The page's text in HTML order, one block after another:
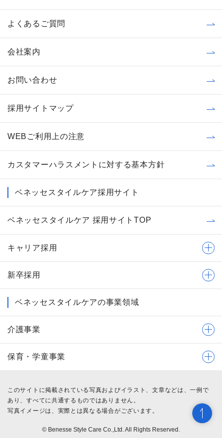
よくあるご質問
会社案内
お問い合わせ
採用サイトマップ
WEBご利用上の注意
カスタマーハラスメントに対する基本方針
ベネッセスタイルケア採用サイト
ベネッセスタイルケア 採用サイトTOP
キャリア採用
新卒採用
ベネッセスタイルケアの事業領域
介護事業
保育・学童事業
このサイトに掲載されている写真およびイラスト、文章などは、一例で
あり、すべてに共通するものではありません。
写真イメージは、実際とは異なる場合がございます。
© Benesse Style Care Co.,Ltd. All Rights Reserved.